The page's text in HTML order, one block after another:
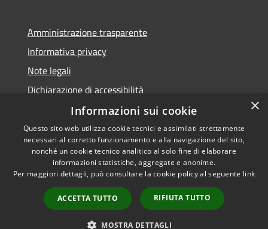
Amministrazione trasparente
Informativa privacy
Note legali
Dichiarazione di accessibilità
Accessibilità
Privacy
Mappa del sito
Meccanismo di Feedback
Copyright © 2026 • Comune di
Cortemaggiore • Powered by
Municipium•Accesso
redazione
×
Informazioni sui cookie
Questo sito web utilizza cookie tecnici e assimilati strettamente
necessari al corretto funzionamento e alla navigazione del sito,
nonché un cookie tecnico analitico al solo fine di elaborare
informazioni statistiche, aggregate e anonime.
Per maggiori dettagli, può consultare la cookie policy al seguente link
ACCETTA TUTTO RIFIUTA TUTTO
MOSTRA DETTAGLI